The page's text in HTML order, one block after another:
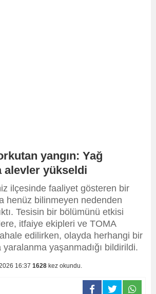
yangın: Yağ
alevler yükseldi
ilçesinde faaliyet gösteren bir
henüz bilinmeyen nedenden
Tesisin bir bölümünü etkisi
itfaiye ekipleri ve TOMA
edilirken, olayda herhangi bir
yaralanma yaşanmadığı bildirildi.
16:37 1628 kez okundu.